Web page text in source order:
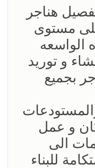
هناجر
مستوى
الواسعه
و توريد
بجميع
و عمل
الى
للبناء